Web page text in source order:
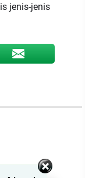
jenis-jenis